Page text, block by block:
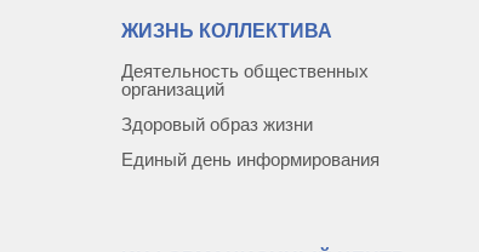
ЖИЗНЬ КОЛЛЕКТИВА
Деятельность общественных
организаций
Здоровый образ жизни
Единый день информирования